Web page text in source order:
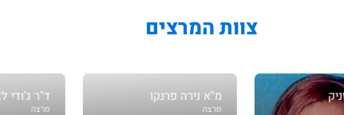
צוות המרצים
מ"א נירה פרנקו
מרצה